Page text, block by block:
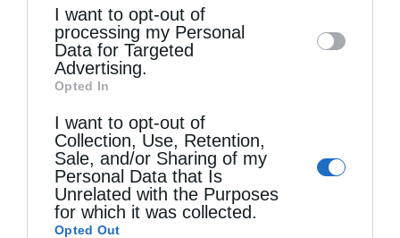
disclose it to other third parties.
I want to opt-out of
processing my Personal
Data for Targeted
Advertising.
Opted In
I want to opt-out of
Collection, Use, Retention,
Sale, and/or Sharing of my
Personal Data that Is
Unrelated with the Purposes
for which it was collected.
Opted Out
ΔΕΙΤΕ ΕΠΙΣΗΣ